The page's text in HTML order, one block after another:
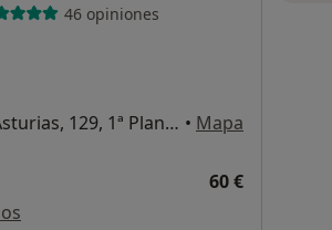
46 opiniones
Av. del Príncipe de Asturias, 129, 1ª Planta A1-A21, Villaviciosa de Odón • Mapa
60 €